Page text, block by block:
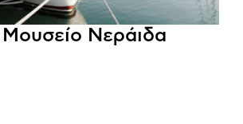
Νεράιδα